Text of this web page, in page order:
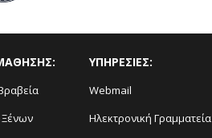
Ξένων
ΥΠΗΡΕΣΙΕΣ:
Webmail
Ηλεκτρονική Γραμματεία